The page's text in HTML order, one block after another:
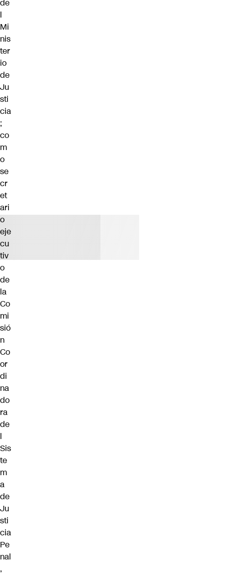
de
l
Mi
nis
ter
io
de
Ju
sti
cia
;
co
m
o
se
cr
et
ari
o
eje
cu
tiv
o
de
la
Co
mi
sió
n
Co
or
di
na
do
ra
de
l
Sis
te
m
a
de
Ju
sti
cia
Pe
nal
,